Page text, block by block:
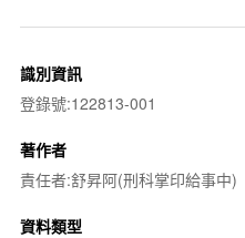
識別資訊
登錄號:122813-001
著作者
責任者:舒昇阿(刑科掌印給事中)
資料類型